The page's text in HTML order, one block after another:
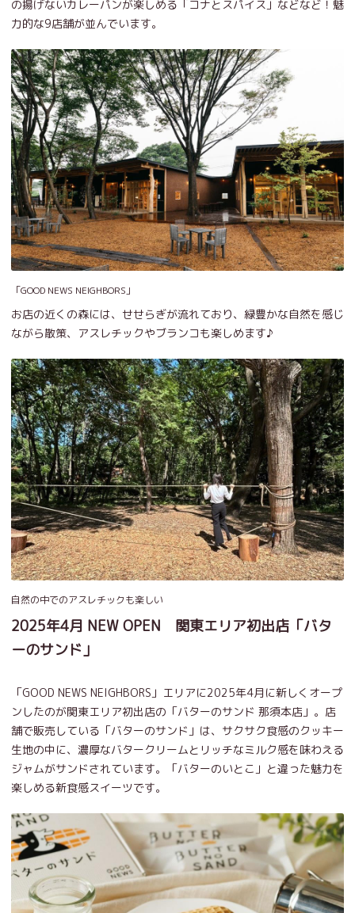
の揚げないカレーパンが楽しめる「コナとスパイス」などなど！魅
力的な9店舗が並んでいます。
「GOOD NEWS NEIGHBORS」
お店の近くの森には、せせらぎが流れており、緑豊かな自然を感じ
ながら散策、アスレチックやブランコも楽しめます♪
自然の中でのアスレチックも楽しい
2025年4月 NEW OPEN 関東エリア初出店「バタ
ーのサンド」
「GOOD NEWS NEIGHBORS」エリアに2025年4月に新しくオープ
ンしたのが関東エリア初出店の「バターのサンド 那須本店」。店
舗で販売している「バターのサンド」は、サクサク食感のクッキー
生地の中に、濃厚なバタークリームとリッチなミルク感を味わえる
ジャムがサンドされています。「バターのいとこ」と違った魅力を
楽しめる新食感スイーツです。